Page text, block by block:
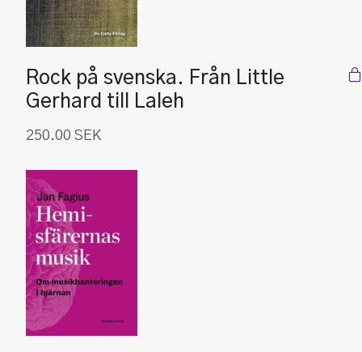
Rock på svenska. Från Little
Gerhard till Laleh
250.00 SEK